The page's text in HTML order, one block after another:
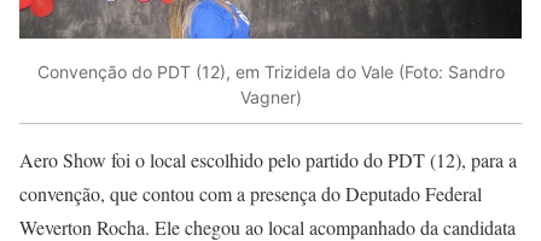
Convenção do PDT (12), em Trizidela do Vale (Foto: Sandro
Vagner)
Aero Show foi o local escolhido pelo partido do PDT (12), para a
convenção, que contou com a presença do Deputado Federal
Weverton Rocha. Ele chegou ao local acompanhado da candidata